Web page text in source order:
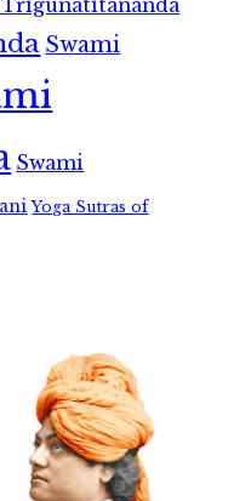
Swami
Swami
Yoga Sutras of